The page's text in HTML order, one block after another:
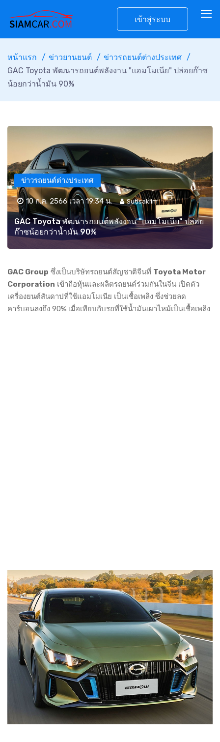
เข้าสู่ระบบ
หน้าแรก ข่าวยานยนต์
ข่าวรถยนต์ต่างประเทศ
GAC Toyota พัฒนารถยนต์พลังงาน "แอมโมเนีย" ปล่อยก๊าซ
น้อยกว่าน้ำมัน 90%
ข่าวรถยนต์ต่างประเทศ
10 ก.ค. 2566 เวลา 19:34 น. Sutisaklim
GAC Toyota พัฒนารถยนต์พลังงาน "แอมโมเนีย" ปล่อย
ก๊าซน้อยกว่าน้ำมัน 90%
GAC Group ซึ่งเป็นบริษัทรถยนต์สัญชาติจีนที่ Toyota Motor
Corporation เข้าถือหุ้นและผลิตรถยนต์ร่วมกันในจีน เปิดตัว
เครื่องยนต์สันดาปที่ใช้แอมโมเนีย เป็นเชื้อเพลิง ซึ่งช่วยลด
คาร์บอนลงถึง 90% เมื่อเทียบกับรถที่ใช้น้ำมันเผาไหม้เป็นเชื้อเพลิง